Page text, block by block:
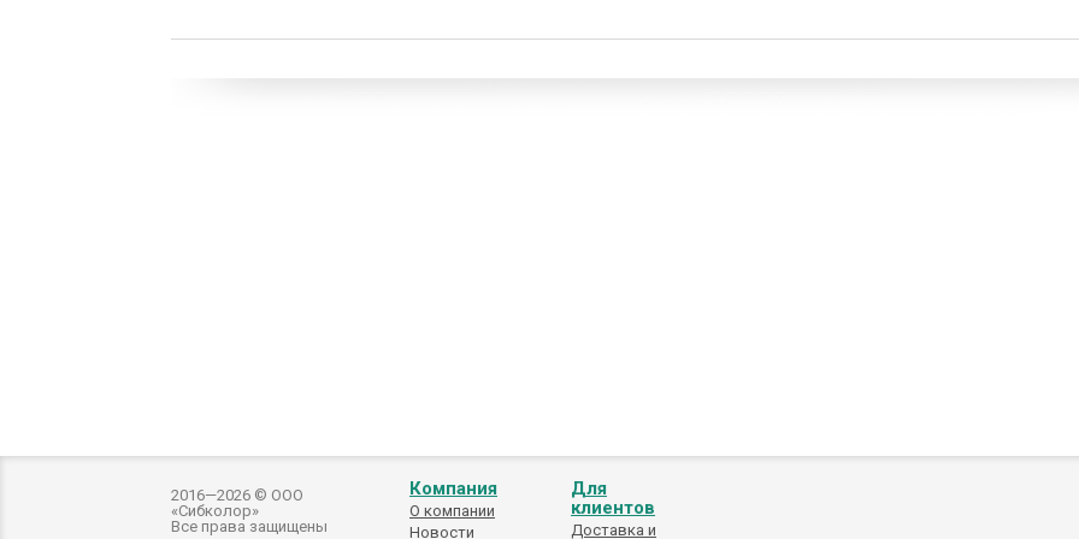
2016—2026 © ООО
«Сибколор»
Все права защищены
Компания
О компании
Новости
Для
клиентов
Доставка и